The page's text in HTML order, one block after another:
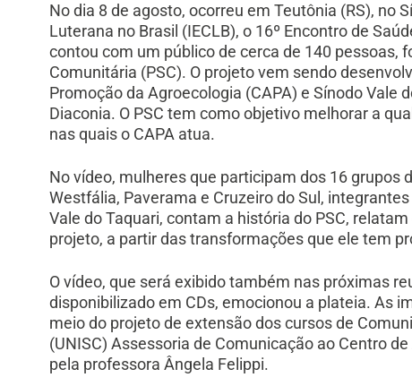
No dia 8 de agosto, ocorreu em Teutônia (RS), no
Luterana no Brasil (IECLB), o 16º Encontro de
contou com um público de cerca de 140 pessoas,
Comunitária (PSC). O projeto vem sendo
Promoção da Agroecologia (CAPA) e Sínodo Vale
Diaconia. O PSC tem como objetivo melhorar a
nas quais o CAPA atua.
No vídeo, mulheres que participam dos 16
Westfália, Paverama e Cruzeiro do Sul,
Vale do Taquari, contam a história do PSC,
projeto, a partir das transformações que ele tem
O vídeo, que será exibido também nas próximas
disponibilizado em CDs, emocionou a plateia. As
meio do projeto de extensão dos cursos de
(UNISC) Assessoria de Comunicação ao Centro
pela professora Ângela Felippi.